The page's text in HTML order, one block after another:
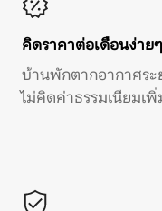
คิดราคาต่อเดือนง่าย
บ้านพักตากอากาศระ
ไม่คิดค่าธรรมเนียมเพิ่